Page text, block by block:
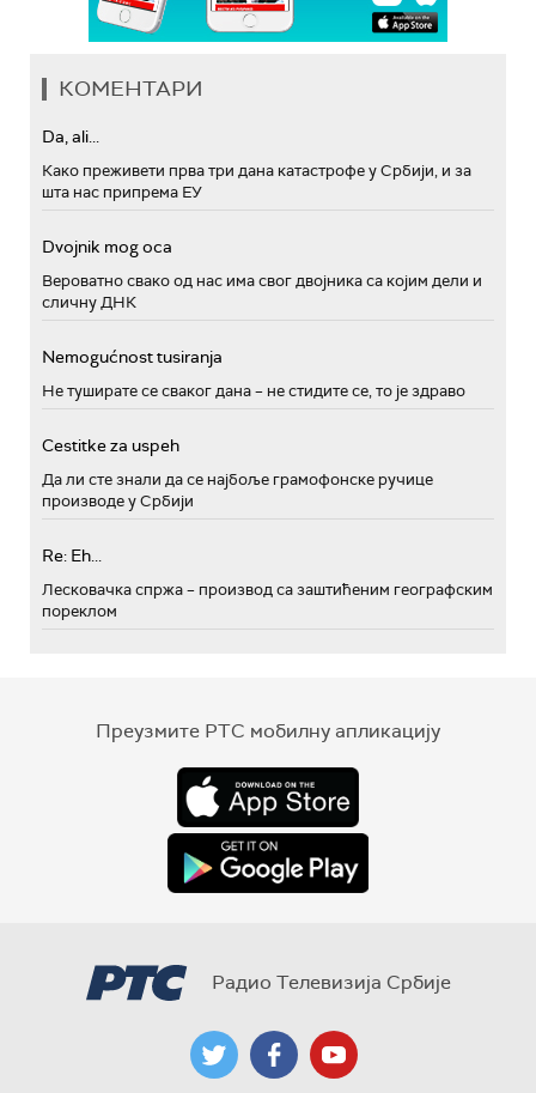
КОМЕНТАРИ
Da, ali...
Како преживети прва три дана катастрофе у Србији, и за
шта нас припрема ЕУ
Dvojnik mog oca
Вероватно свако од нас има свог двојника са којим дели и
сличну ДНК
Nemogućnost tusiranja
Не туширате се сваког дана – не стидите се, то је здраво
Cestitke za uspeh
Да ли сте знали да се најбоље грамофонске ручице
производе у Србији
Re: Eh...
Лесковачка спржа – производ са заштићеним географским
пореклом
Преузмите РТС мобилну апликацију
Радио Телевизија Србије